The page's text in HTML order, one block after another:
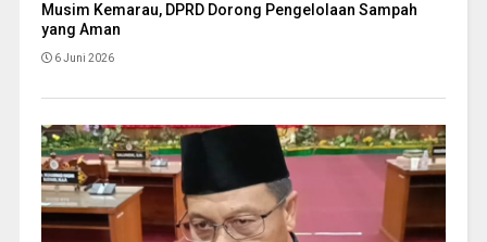
Musim Kemarau, DPRD Dorong Pengelolaan Sampah
yang Aman
6 Juni 2026